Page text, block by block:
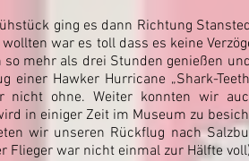
ging es dann Richtung
war es toll dass es keine
so mehr als drei Stunden genießen
einer Hawker Hurricane „Shark-
nicht ohne. Weiter konnten wir
in einiger Zeit im Museum zu
wir unseren Rückflug nach
Flieger war nicht einmal zur Hälfte